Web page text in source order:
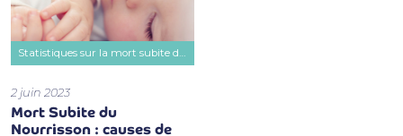
Statistiques sur la mort subite du nourrisson
2 juin 2023
Mort Subite du
Nourrisson : causes de